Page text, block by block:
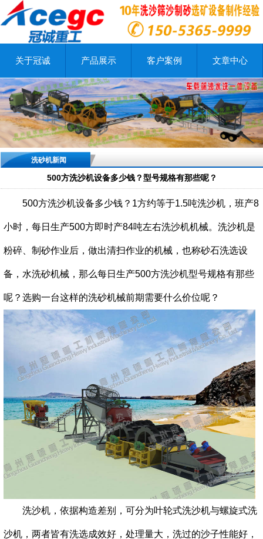
关于冠诚 产品展示 客户案例 文章中心
洗砂机新闻
500方洗沙机设备多少钱？型号规格有那些呢？
500方洗沙机设备多少钱？1方约等于1.5吨洗沙机，班产8
小时，每日生产500方即时产84吨左右洗沙机机械。洗沙机是
粉碎、制砂作业后，做出清扫作业的机械，也称砂石洗选设
备，水洗砂机械，那么每日生产500方洗沙机型号规格有那些
呢？选购一台这样的洗砂机械前期需要什么价位呢？
洗沙机，依据构造差别，可分为叶轮式洗沙机与螺旋式洗
沙机，两者皆有洗选成效好，处理量大，洗过的沙子性能好，